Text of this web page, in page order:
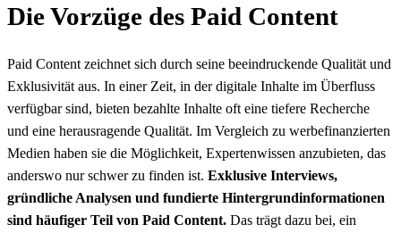
Die Vorzüge des Paid Content
Paid Content zeichnet sich durch seine beeindruckende Qualität und
Exklusivität aus. In einer Zeit, in der digitale Inhalte im Überfluss
verfügbar sind, bieten bezahlte Inhalte oft eine tiefere Recherche
und eine herausragende Qualität. Im Vergleich zu werbefinanzierten
Medien haben sie die Möglichkeit, Expertenwissen anzubieten, das
anderswo nur schwer zu finden ist. Exklusive Interviews,
gründliche Analysen und fundierte Hintergrundinformationen
sind häufiger Teil von Paid Content. Das trägt dazu bei, ein